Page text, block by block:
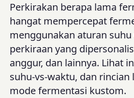
Perkirakan berapa lama
hangat mempercepat
menggunakan aturan
perkiraan yang
anggur, dan lainnya. Lihat
suhu-vs-waktu, dan
mode fermentasi kustom.